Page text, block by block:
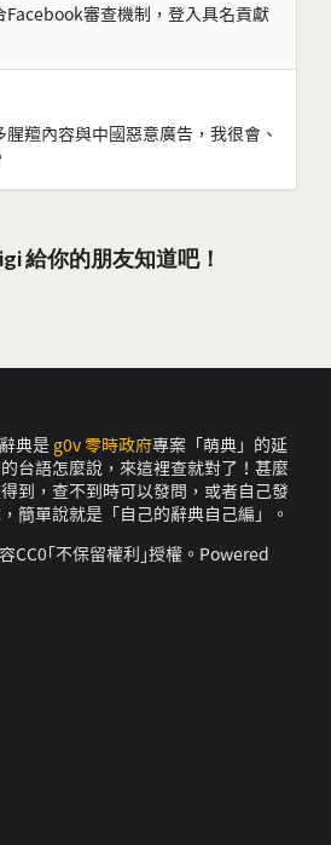
Facebook審查機制，登入具名貢獻
羶內容與中國惡意廣告，我很會、
給你的朋友知道吧！
典是 g0v 零時政府專案「萌典」的延
台語怎麼說，來這裡查就對了！甚麼
到，查不到時可以發問，或者自己發
簡單說就是「自己的辭典自己編」。
CC0｢不保留權利｣授權。Powered